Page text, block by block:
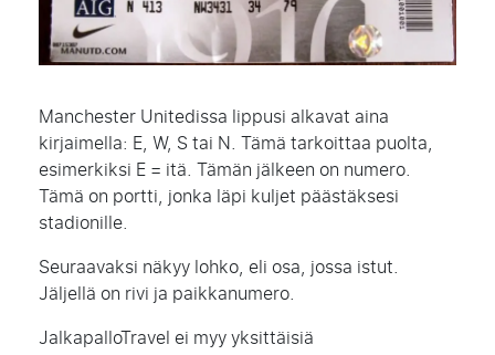
Manchester Unitedissa lippusi alkavat aina
kirjaimella: E, W, S tai N. Tämä tarkoittaa puolta,
esimerkiksi E = itä. Tämän jälkeen on numero.
Tämä on portti, jonka läpi kuljet päästäksesi
stadionille.
Seuraavaksi näkyy lohko, eli osa, jossa istut.
Jäljellä on rivi ja paikkanumero.
JalkapalloTravel ei myy yksittäisiä